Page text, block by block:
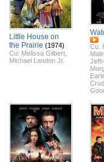
Little House on
the Prairie (1974)
Cu: Melissa Gilbert
Michael Landon Jr.
Cu: